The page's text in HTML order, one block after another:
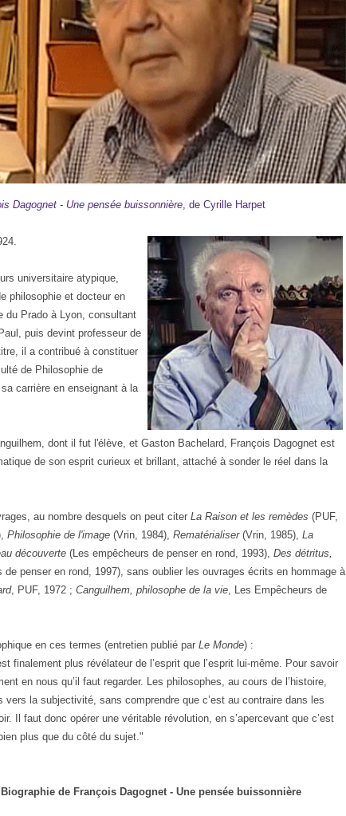
Dagognet - Une pensée buissonnière , de Cyrille Harpet
universitaire atypique,
philosophie et docteur en
du Prado à Lyon, consultant
puis devint professeur de
il a contribué à constituer
de Philosophie de
carrière en enseignant à la
dont il fut l'élève, et Gaston Bachelard, François Dagognet est
de son esprit curieux et brillant, attaché à sonder le réel dans la
au nombre desquels on peut citer La Raison et les remèdes (PUF,
Philosophie de l'image (Vrin, 1984), Rematérialiser(Vrin, 1985), La
découverte (Les empêcheurs de penser en rond, 1993), Des détritus,
de penser en rond, 1997), sans oublier les ouvrages écrits en hommage à
, PUF, 1972 ; Canguilhem, philosophe de la vie , Les Empêcheurs de
en ces termes (entretien publié par Le Monde) :
finalement plus révélateur de l’esprit que l’esprit lui-même. Pour savoir
en nous qu’il faut regarder. Les philosophes, au cours de l’histoire,
la subjectivité, sans comprendre que c’est au contraire dans les
Il faut donc opérer une véritable révolution, en s’apercevant que c’est
plus que du côté du sujet."
de François Dagognet - Une pensée buissonnière